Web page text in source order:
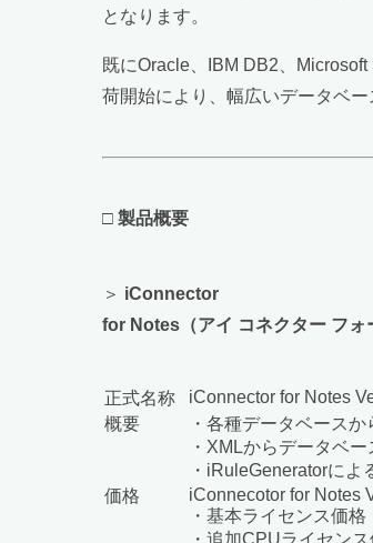
となります。
既にOracle、IBM DB2、
荷開始により、幅広いデータベ
□ 製品概要
＞ iConnector
for Notes（アイ コネクター フォ
正式名称
iConnector for Notes
概要
・各種データベース
・XMLからデータベ
・iRuleGeneratorに
価格
iConnecotor for Notes
・基本ライセンス価